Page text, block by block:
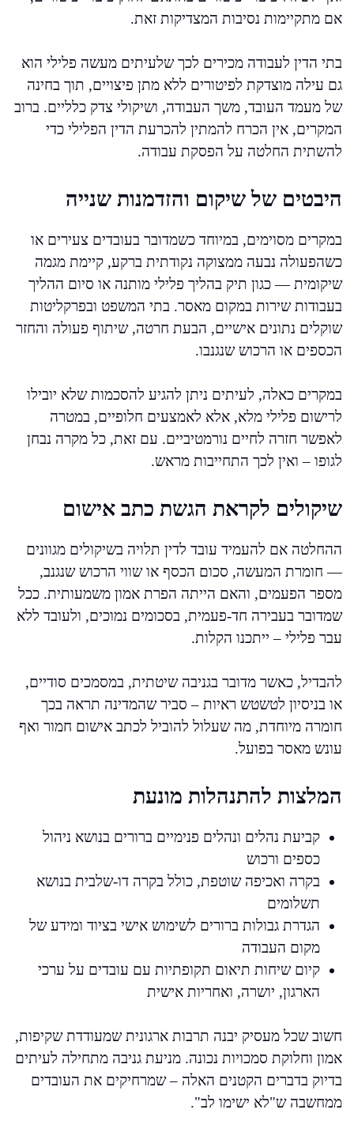
אם מתקיימות נסיבות המצדיקות זאת.
בתי הדין לעבודה מכירים לכך שלעיתים מעשה פלילי הוא
גם עילה מוצדקת לפיטורים ללא מתן פיצויים, תוך בחינה
של מעמד העובד, משך העבודה, ושיקולי צדק כלליים. ברוב
המקרים, אין הכרח להמתין להכרעת הדין הפלילי כדי
להשתית החלטה על הפסקת עבודה.
היבטים של שיקום והזדמנות שנייה
במקרים מסוימים, במיוחד כשמדובר בעובדים צעירים או
כשהפעולה נבעה ממצוקה נקודתית ברקע, קיימת מגמה
שיקומית — כגון תיק בהליך פלילי מותנה או סיום ההליך
בעבודות שירות במקום מאסר. בתי המשפט ובפרקליטות
שוקלים נתונים אישיים, הבעת חרטה, שיתוף פעולה והחזר
הכספים או הרכוש שנגנבו.
במקרים כאלה, לעיתים ניתן להגיע להסכמות שלא יובילו
לרישום פלילי מלא, אלא לאמצעים חלופיים, במטרה
לאפשר חזרה לחיים נורמטיביים. עם זאת, כל מקרה נבחן
לגופו – ואין לכך התחייבות מראש.
שיקולים לקראת הגשת כתב אישום
ההחלטה אם להעמיד עובד לדין תלויה בשיקולים מגוונים
— חומרת המעשה, סכום הכסף או שווי הרכוש שנגנב,
מספר הפעמים, והאם הייתה הפרת אמון משמעותית. ככל
שמדובר בעבירה חד-פעמית, בסכומים נמוכים, ולעובד ללא
עבר פלילי – ייתכנו הקלות.
להבדיל, כאשר מדובר בגניבה שיטתית, במסמכים סודיים,
או בניסיון לטשטש ראיות – סביר שהמדינה תראה בכך
חומרה מיוחדת, מה שעלול להוביל לכתב אישום חמור ואף
עונש מאסר בפועל.
המלצות להתנהלות מונעת
קביעת נהלים ונהלים פנימיים ברורים בנושא ניהול
כספים ורכוש
בקרה ואכיפה שוטפת, כולל בקרה דו-שלבית בנושא
תשלומים
הגדרת גבולות ברורים לשימוש אישי בציוד ומידע של
מקום העבודה
קיום שיחות תיאום תקופתיות עם עובדים על ערכי
הארגון, יושרה, ואחריות אישית
חשוב שכל מעסיק יבנה תרבות ארגונית שמעודדת שקיפות,
אמון וחלוקת סמכויות נכונה. מניעת גניבה מתחילה לעיתים
בדיוק בדברים הקטנים האלה – שמרחיקים את העובדים
ממחשבה ש"לא ישימו לב".